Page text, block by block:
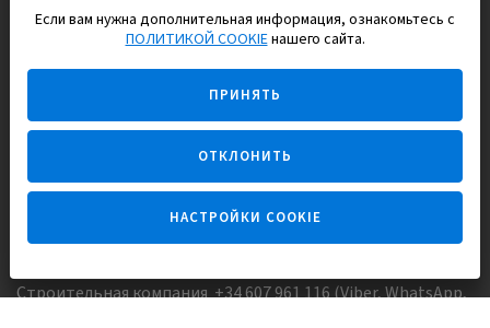
EUROPISOL 2002 S.L.
Строим и продаем дома
для счастливой жизни в Испании
Задайте вопрос
Строительная компания +34 607 961 116 (Viber, WhatsApp,
Если вам нужна дополнительная информация, ознакомьтесь с
ПОЛИТИКОЙ COOKIEнашего сайта.
ПРИНЯТЬ
ОТКЛОНИТЬ
НАСТРОЙКИ COOKIE